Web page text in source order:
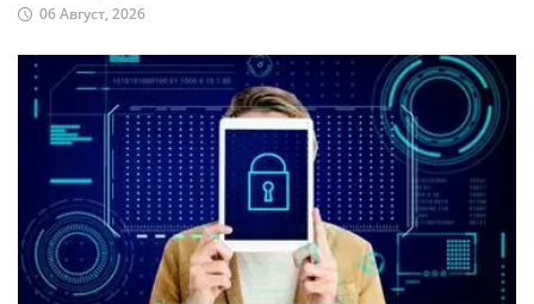
06 Август, 2026